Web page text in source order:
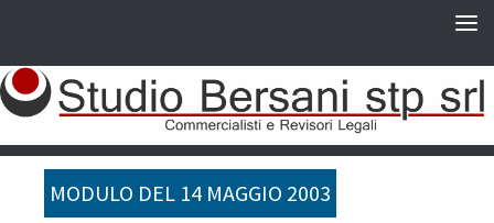
MODULO DEL 14 MAGGIO 2003